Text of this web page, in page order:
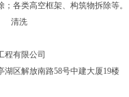
拆除；各类高空框架、构
筑物 清洗
等。
程有限公司
湖区解放南路58号中建大厦19楼